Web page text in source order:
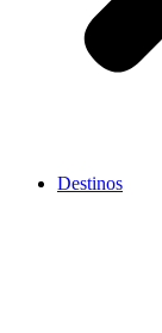
Destinos